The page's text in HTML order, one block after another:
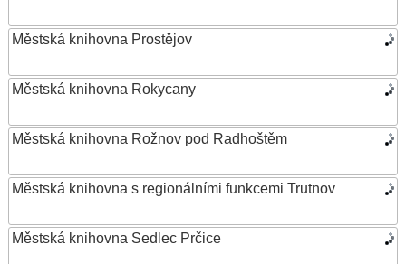
Městská knihovna Prostějov
Městská knihovna Rokycany
Městská knihovna Rožnov pod Radhoštěm
Městská knihovna s regionálními funkcemi Trutnov
Městská knihovna Sedlec Prčice